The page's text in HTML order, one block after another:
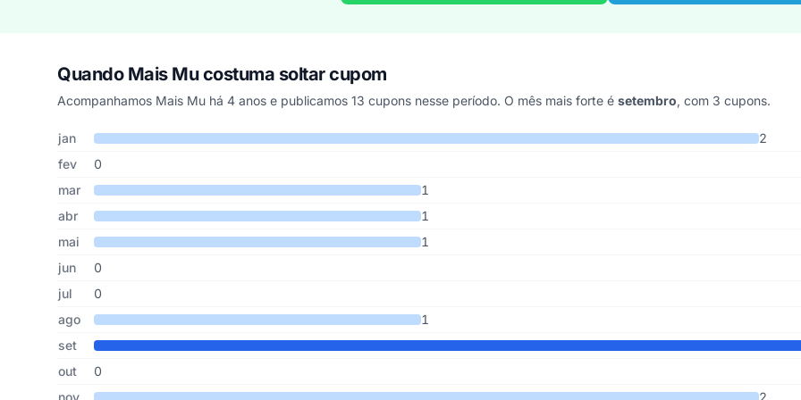
Quando Mais Mu costuma soltar cupom
Acompanhamos Mais Mu há 4 anos e publicamos 13 cupons nesse período. O mês mais forte é setembro, com 3 cupons.
Cupons de Mais Mu publicados por mês, somando os últimos 4 anos
Mês Cupons publicadosDesconto médio
jan
2
fev
0
mar
1
abr
1
mai
1
jun
0
jul
0
ago
1
set
out
0
nov
2